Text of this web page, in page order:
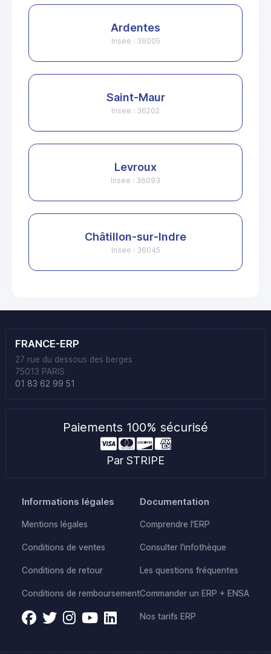
Ardentes
Insee : 36005
Saint-Maur
Insee : 36202
Levroux
Insee : 36093
Châtillon-sur-Indre
Insee : 36045
FRANCE-ERP
27 rue du dessous des berges
75013 PARIS
01 83 62 99 51
Paiements 100% sécurisé
Par STRIPE
Informations légales
Mentions légales
Conditions de ventes
Conditions de retour
Conditions de remboursement
Documentation
Comprendre l'ERP
Consulter l'infothèque
Les questions fréquentes
Commander un ERP + ENSA
Nos tarifs ERP